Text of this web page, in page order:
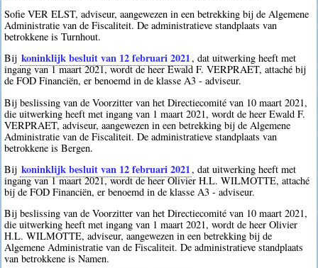
Sofie VER ELST, adviseur, aangewezen in een betrekking bij de Algemene
Administratie van de Fiscaliteit. De administratieve standplaats van
betrokkene is Turnhout.
Bij koninklijk besluit van 12 februari 2021, dat uitwerking heeft met
ingang van 1 maart 2021, wordt de heer Ewald F. VERPRAET, attaché bij
de FOD Financiën, er benoemd in de klasse A3 - adviseur.
Bij beslissing van de Voorzitter van het Directiecomité van 10 maart 2021,
die uitwerking heeft met ingang van 1 maart 2021, wordt de heer Ewald F.
VERPRAET, adviseur, aangewezen in een betrekking bij de Algemene
Administratie van de Fiscaliteit. De administratieve standplaats van
betrokkene is Bergen.
Bij koninklijk besluit van 12 februari 2021, dat uitwerking heeft met
ingang van 1 maart 2021, wordt de heer Olivier H.L. WILMOTTE, attaché
bij de FOD Financiën, er benoemd in de klasse A3 - adviseur.
Bij beslissing van de Voorzitter van het Directiecomité van 10 maart 2021,
die uitwerking heeft met ingang van 1 maart 2021, wordt de heer Olivier
H.L. WILMOTTE, adviseur, aangewezen in een betrekking bij de
Algemene Administratie van de Fiscaliteit. De administratieve standplaats
van betrokkene is Namen.